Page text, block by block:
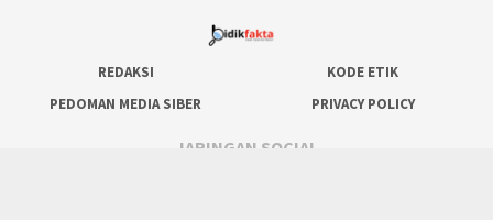
REDAKSI
KODE ETIK
PEDOMAN MEDIA SIBER
PRIVACY POLICY
JARINGAN SOCIAL